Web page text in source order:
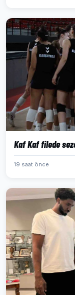
Kaf Kaf filede
19 saat önce